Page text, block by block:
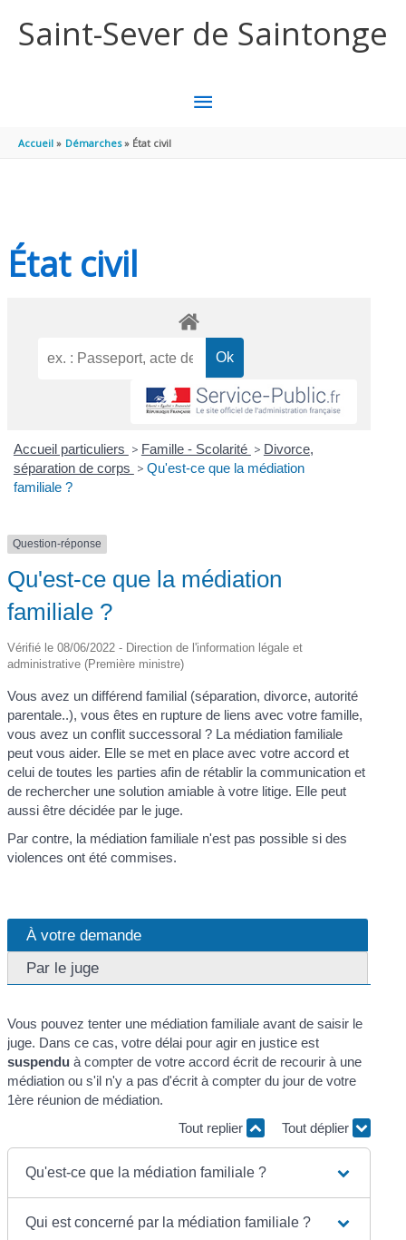
Saint-Sever de Saintonge
MENU
Accueil Démarches État civil
État civil
Accueil particuliers > Famille - Scolarité > Divorce,
séparation de corps > Qu'est-ce que la médiation
familiale ?
Question-réponse
Qu'est-ce que la médiation
familiale ?
Vérifié le 08/06/2022 - Direction de l'information légale et
administrative (Première ministre)
Vous avez un différend familial (séparation, divorce, autorité
parentale..), vous êtes en rupture de liens avec votre famille,
vous avez un conflit successoral ? La médiation familiale
peut vous aider. Elle se met en place avec votre accord et
celui de toutes les parties afin de rétablir la communication et
de rechercher une solution amiable à votre litige. Elle peut
aussi être décidée par le juge.
Par contre, la médiation familiale n'est pas possible si des
violences ont été commises.
À votre demande
Par le juge
Vous pouvez tenter une médiation familiale avant de saisir le
juge. Dans ce cas, votre délai pour agir en justice est
suspendu à compter de votre accord écrit de recourir à une
médiation ou s'il n'y a pas d'écrit à compter du jour de votre
1ère réunion de médiation.
Tout replier
Tout déplier
Qu'est-ce que la médiation familiale ?
Qui est concerné par la médiation familiale ?